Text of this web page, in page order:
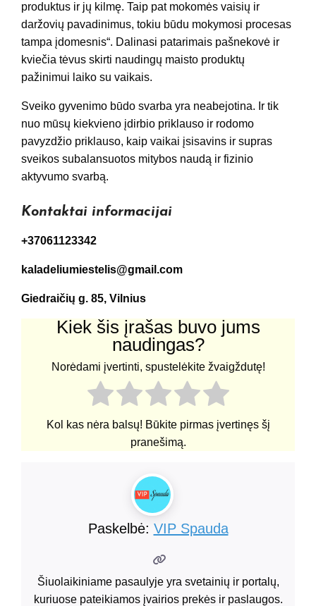
produktus ir jų kilmę. Taip pat mokomės vaisių ir
daržovių pavadinimus, tokiu būdu mokymosi procesas
tampa įdomesnis“. Dalinasi patarimais pašnekovė ir
kviečia tėvus skirti naudingų maisto produktų
pažinimui laiko su vaikais.
Sveiko gyvenimo būdo svarba yra neabejotina. Ir tik
nuo mūsų kiekvieno įdirbio priklauso ir rodomo
pavyzdžio priklauso, kaip vaikai įsisavins ir supras
sveikos subalansuotos mitybos naudą ir fizinio
aktyvumo svarbą.
Kontaktai informacijai
+37061123342
kaladeliumiestelis@gmail.com
Giedraičių g. 85, Vilnius
Kiek šis įrašas buvo jums
naudingas?
Norėdami įvertinti, spustelėkite žvaigždutę!
Kol kas nėra balsų! Būkite pirmas įvertinęs šį
pranešimą.
Paskelbė: VIP Spauda
Šiuolaikiniame pasaulyje yra svetainių ir portalų,
kuriuose pateikiamos įvairios prekės ir paslaugos.